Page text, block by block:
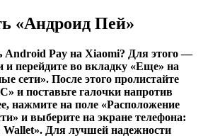
«Андроид Пей»
Android Pay на Xiaomi? Для этого —
и перейдите во вкладку «Еще» на
сети». После этого пролистайте
и поставьте галочки напротив
нажмите на поле «Расположение
и выберите на экране телефона:
Wallet». Для лучшей надежности